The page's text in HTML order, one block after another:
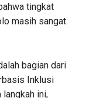
tingkat
masih sangat
bagian dari
Inklusi
langkah ini,